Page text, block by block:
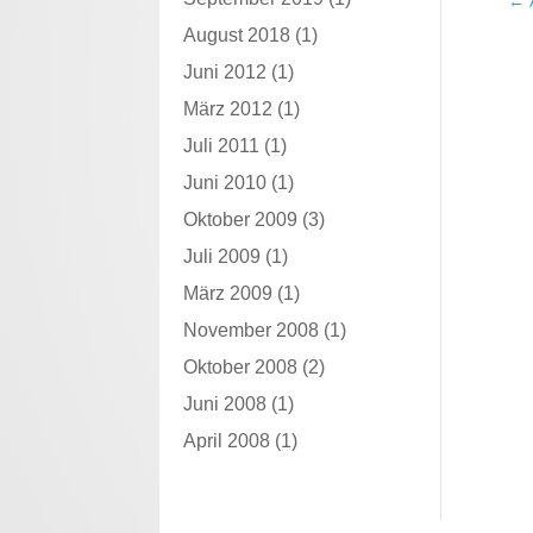
August 2018 (1)
Juni 2012 (1)
März 2012 (1)
Juli 2011 (1)
Juni 2010 (1)
Oktober 2009 (3)
Juli 2009 (1)
März 2009 (1)
November 2008 (1)
Oktober 2008 (2)
Juni 2008 (1)
April 2008 (1)